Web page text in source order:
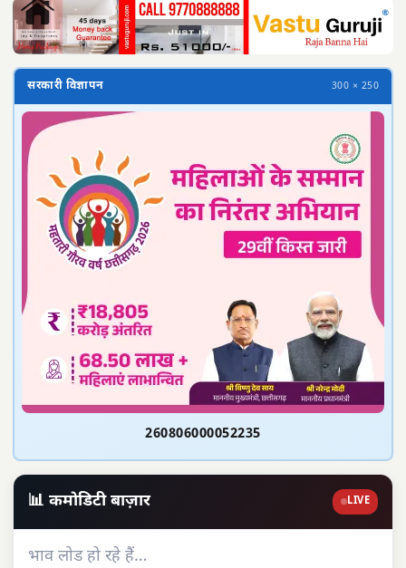
सरकारी विज्ञापन 300 × 250
260806000052235
📊 कमोडिटी बाज़ार LIVE
भाव लोड हो रहे हैं…